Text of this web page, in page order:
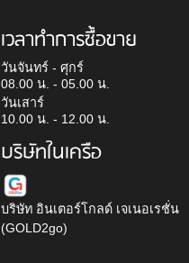
เวลาทำการซื้อขาย
วันจันทร์ - ศุกร์
08.00 น. - 05.00 น.
วันเสาร์
10.00 น. - 12.00 น.
บริษัทในเครือ
บริษัท อินเตอร์โกลด์ เจเนอเรชั่น
(GOLD2go)